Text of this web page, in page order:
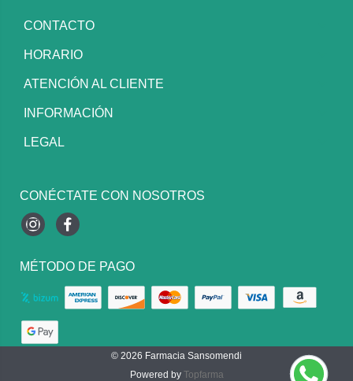
CONTACTO
HORARIO
ATENCIÓN AL CLIENTE
INFORMACIÓN
LEGAL
CONÉCTATE CON NOSOTROS
InstagramFacebook
MÉTODO DE PAGO
© 2026 Farmacia Sansomendi
Powered by Topfarma